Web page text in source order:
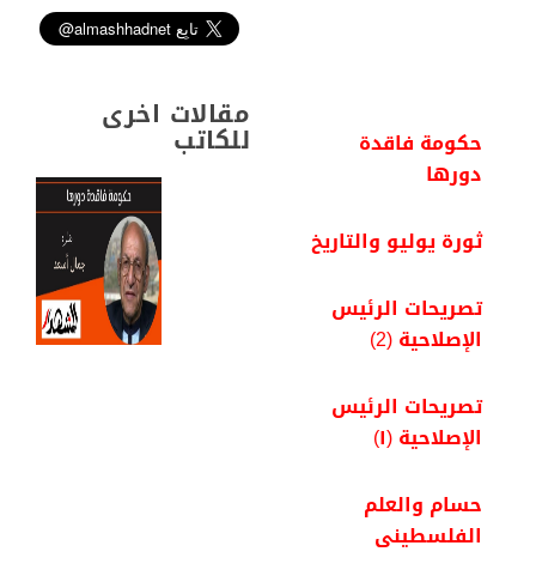
r
e
e
b
o
t
t
e
t
s
A
e
g
r
مقالات اخرى
للكاتب
حكومة فاقدة
دورها
ثورة يوليو والتاريخ
تصريحات الرئيس
الإصلاحية (2)
تصريحات الرئيس
الإصلاحية (١)
حسام والعلم
الفلسطينى